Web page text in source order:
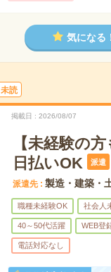
気になる
未読
掲載日 2026/08/07
【未経験の
日払いOK
派遣
派遣先 製造・建築・
職種未経験OK 社会人
40～50代活躍 WEB登
電話対応なし